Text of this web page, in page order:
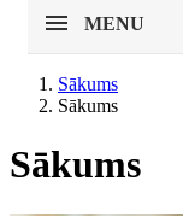
MENU
Sākums
Sākums
Sākums